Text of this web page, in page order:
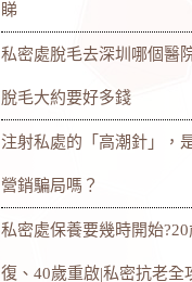
睇
私密處脫毛去深圳哪個醫
脫毛大約要好多錢
注射私處的「高潮針」，
營銷騙局嗎？
私密處保養要幾時開始
復、40歲重啟|私密抗老全